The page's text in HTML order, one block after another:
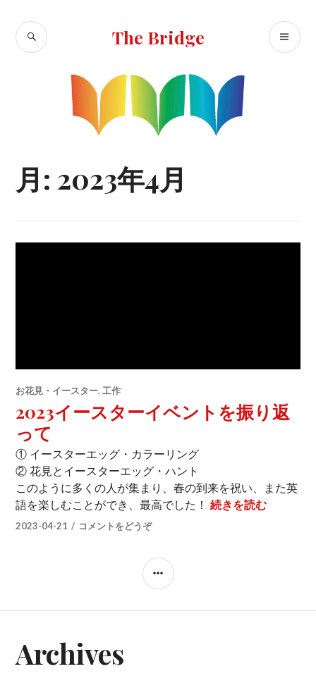
The Bridge
メ
検
月: 2023年4月
お花見・イースター,工作
2023イースターイベントを振り返
って
① イースターエッグ・カラーリング
② 花見とイースターエッグ・ハント
このように多くの人が集まり、春の到来を祝い、また英
語を楽しむことができ、最高でした！続きを読む2023イ
2023-04-21 コメントをどうぞ
サ
ド
Archives